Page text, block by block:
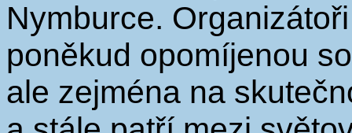
Nymburce.
poněkud opomíjenou
ale zejména na